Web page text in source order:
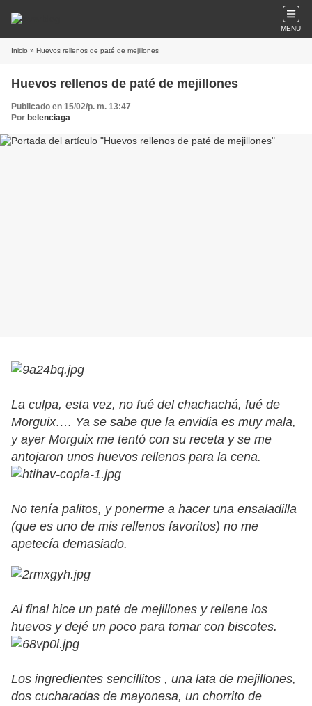
MENU
Inicio » Huevos rellenos de paté de mejillones
Huevos rellenos de paté de mejillones
Publicado en 15/02/p. m. 13:47
Por belenciaga
La culpa, esta vez, no fué del chachachá, fué de
Morguix…. Ya se sabe que la envidia es muy mala,
y ayer Morguix me tentó con su receta y se me
antojaron unos huevos rellenos para la cena.
No tenía palitos, y ponerme a hacer una ensaladilla
(que es uno de mis rellenos favoritos) no me
apetecía demasiado.
Al final hice un paté de mejillones y rellene los
huevos y dejé un poco para tomar con biscotes.
Los ingredientes sencillitos , una lata de mejillones,
dos cucharadas de mayonesa, un chorrito de